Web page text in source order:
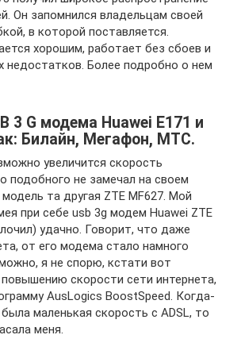
Он запомнился владельцам своей
в которой поставляется.
хорошим, работает без сбоев и
недостатков. Более подробно о нем
3 G модема Huawei E171 и
Билайн, Мегафон, МТС.
увеличится скорость
подобного не замечал на своем
та другая ZTE MF627. Мой
при себе usb 3g модем Huawei ZTE
удачно. Говорит, что даже
от его модема стало намного
я не спорю, кстати вот
скорости сети интернета,
AusLogics BoostSpeed. Когда-
маленькая скорость с ADSL, то
меня.